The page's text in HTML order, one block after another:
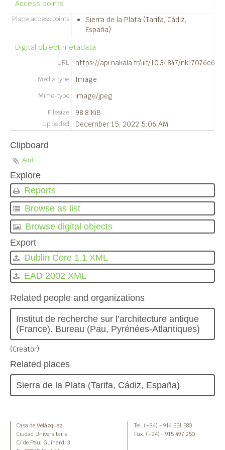
14742 - Silla del Papa.
14743 - Silla del Papa.
14744 - Silla del Papa.
14747 - Silla del Papa.
14748 - Silla del Papa.
14749 - Silla del Papa.
14750 - Silla del Papa.
14753 - Silla del Papa.
14754 - Silla del Papa.
1143 - Silla del Papa.
1144 - Silla del Papa.
1159 - Silla del Papa.
1161 - Silla del Papa.
1162 - Silla del Papa.
1165 - Silla del Papa.
1166 - Silla del Papa.
1176 - Silla del Papa.
1177 - Silla del Papa.
02 - Du terrain à la publication des fouilles / Desde el terreno hasta la publicación de la excavación
03 - L'organisation des campagnes de fouilles / Organización de las campañas de excavaciones
Access points
Place access points
Sierra de la Plata (Tarifa, Cádiz,
España)
Digital object metadata
URL https://api.nakala.fr/iiif/10.34847/
Media type Image
Mime-type image/jpeg
Filesize 98.8 KiB
Uploaded December 15, 2022 5:06 AM
Clipboard
Add
Explore
Reports
Browse as list
Browse digital objects
Export
Dublin Core 1.1 XML
EAD 2002 XML
Related people and organizations
Institut de recherche sur l’architecture antique
(France). Bureau (Pau, Pyrénées-Atlantiques)
(Creator)
Related places
Sierra de la Plata (Tarifa, Cádiz, España)
Casa de Velázquez
Ciudad Universitaria
C/ de Paul Guinard, 3
Tel. (+34) - 914 551 580
Fax. (+34) - 915 497 250